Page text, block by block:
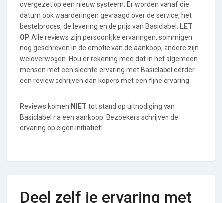
overgezet op een nieuw systeem. Er worden vanaf die
datum ook waarderingen gevraagd over de service, het
bestelproces, de levering en de prijs van Basiclabel.
LET
OP Alle reviews zijn persoonlijke ervaringen, sommigen
nog geschreven in de emotie van de aankoop, andere zijn
weloverwogen. Hou er rekening mee dat in het algemeen
mensen met een slechte ervaring met Basiclabel eerder
een review schrijven dan kopers met een fijne ervaring.
Reviews komen NIET tot stand op uitnodiging van
Basiclabel na een aankoop. Bezoekers schrijven de
ervaring op eigen initiatief!
Deel zelf je ervaring met